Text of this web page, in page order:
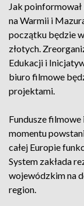
Jak
na Warmii i
początku będzie
złotych.
Edukacji i
biuro filmowe
projektami.
Fundusze
momentu
całej Europie
System zakłada
wojewódzkim na
region.